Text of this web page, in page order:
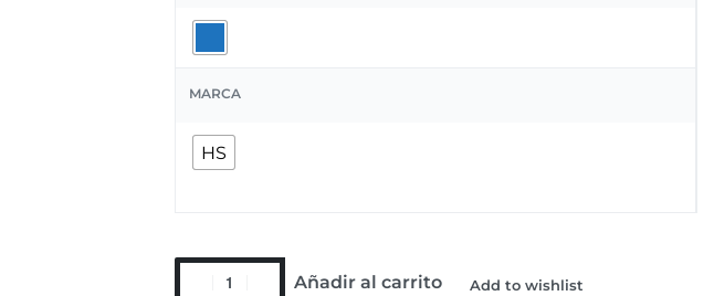
MARCA
HS
Añadir al carrito Add to wishlist